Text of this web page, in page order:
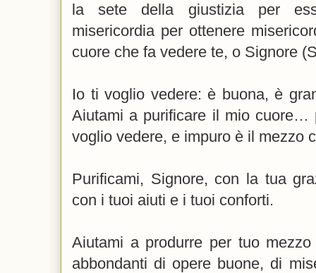
la sete della giustizia per
misericordia per ottenere
cuore che fa vedere te, o Signore
Io ti voglio vedere: è buona, è
Aiutami a purificare il mio cuore…
voglio vedere, e impuro è il mezzo
Purificami, Signore, con la tua
con i tuoi aiuti e i tuoi conforti.
Aiutami a produrre per tuo
abbondanti di opere buone, di